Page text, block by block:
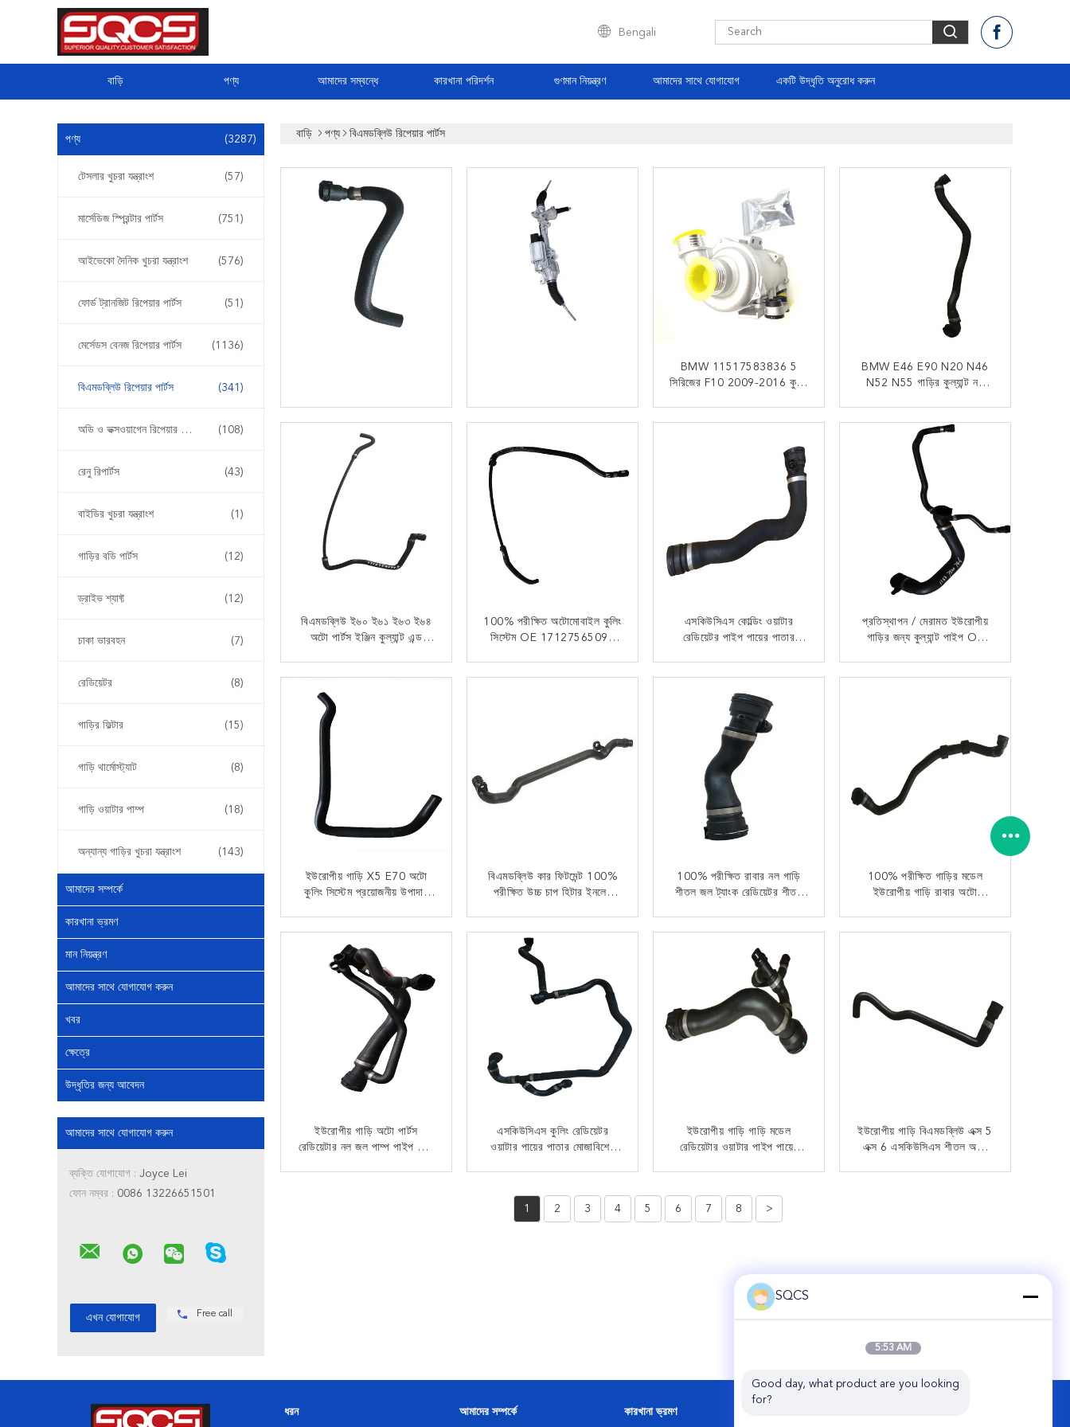
Bengali
বাড়ি পণ্য আমাদের সম্বন্ধে কারখানা পরিদর্শন গুণমান নিয়ন্ত্রণ আমাদের সাথে যোগাযোগ একটি উদ্ধৃতি অনুরোধ করুন
পণ্য (3287)
টেসলার খুচরা যন্ত্রাংশ (57)
মার্সেডিজ স্প্রিন্টার পার্টস (751)
আইভেকো দৈনিক খুচরা যন্ত্রাংশ (576)
ফোর্ড ট্রানজিট রিপেয়ার পার্টস (51)
মের্সেডস বেনজ রিপেয়ার পার্টস (1136)
বিএমডব্লিউ রিপেয়ার পার্টস (341)
অডি ও ভক্সওয়াগেন রিপেয়ার পার্টস (108)
রেনু রিপার্টস (43)
বাইডির খুচরা যন্ত্রাংশ (1)
গাড়ির বডি পার্টস (12)
ড্রাইভ শ্যাফ্ট (12)
চাকা ভারবহন (7)
রেডিয়েটর (8)
গাড়ির ফিল্টার (15)
গাড়ি থার্মোস্ট্যাট (8)
গাড়ি ওয়াটার পাম্প (18)
অন্যান্য গাড়ির খুচরা যন্ত্রাংশ (143)
আমাদের সম্পর্কে
কারখানা ভ্রমণ
মান নিয়ন্ত্রণ
আমাদের সাথে যোগাযোগ করুন
খবর
ক্ষেত্রে
উদ্ধৃতির জন্য আবেদন
আমাদের সাথে যোগাযোগ করুন
ব্যক্তি যোগাযোগ : Joyce Lei
ফোন নম্বর : 0086 13226651501
Free call
বাড়ি পণ্য বিএমডব্লিউ রিপেয়ার পার্টস
এখন যোগাযোগ এখন যোগাযোগ
BMW 11517583836 5
সিরিজের F10 2009-2016 কুলিং
এখন যোগাযোগ
BMW E46 E90 N20 N46
N52 N55 গাড়ির কুল্যান্ট নল
এখন যোগাযোগ
বিএমডব্লিউ ই৬০ ই৬১ ই৬৩ ই৬৪
অটো পার্টস ইঞ্জিন কুল্যান্ট এন্ড
এখন যোগাযোগ
100% পরীক্ষিত অটোমোবাইল কুলিং
সিস্টেম OE 17127565094
এখন যোগাযোগ
এসকিউসিএস কোল্ডিং ওয়াটার
রেডিয়েটর পাইপ পায়ের পাতার
প্রতিস্থাপন / মেরামত অপরিহার্য
এখন যোগাযোগ
প্রতিস্থাপন / মেরামত ইউরোপীয়
গাড়ির জন্য কুল্যান্ট পাইপ OE
এখন যোগাযোগ
ইউরোপীয় গাড়ি X5 E70 অটো
কুলিং সিস্টেম প্রয়োজনীয় উপাদান
এখন যোগাযোগ
বিএমডব্লিউ কার ফিটমেন্ট 100%
পরীক্ষিত উচ্চ চাপ হিটার ইনলেট
325ci Z4 X5 অটো পার্টস
এখন যোগাযোগ
100% পরীক্ষিত রাবার নল গাড়ি
শীতল জল ট্যাংক রেডিয়েটর শীতল
এখন যোগাযোগ
100% পরীক্ষিত গাড়ির মডেল
ইউরোপীয় গাড়ি রাবার অটো
এখন যোগাযোগ
ইউরোপীয় গাড়ি অটো পার্টস
রেডিয়েটার নল জল পাম্প পাইপ OE
এসকিউসিএস কুলিং রেডিয়েটর
ওয়াটার পায়ের পাতার মোজাবিশেষ
N52 কুলডাউন কার ফিটমেন্ট X5
E70 উন্নত
ইউরোপীয় গাড়ি গাড়ি মডেল
রেডিয়েটার ওয়াটার পাইপ পায়ের
E67 E66 E65 সেডান 2005-
2008
ইউরোপীয় গাড়ি বিএমডব্লিউ এক্স 5
এক্স 6 এসকিউসিএস শীতল অটো
1 2 3 4 5 6 7 8 >
ধরন আমাদের সম্পর্কে কারখানা ভ্রমণ
SQCS
5:53 AM
Good day, what product are you looking
for?